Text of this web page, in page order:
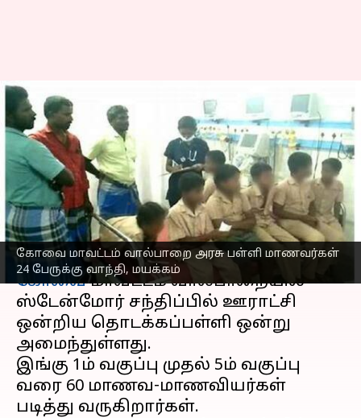
கோவை மாவட்டம் வால்பாறை அரசு பள்ளி மாணவர்கள்
24 பேருக்கு வாந்தி, மயக்கம்
கோவை மாவட்டம்
வால்பாறை அரசு பள்ளி
மாணவர்கள் 24 பேருக்கு
வாந்தி, மயக்கம்
எழுதியவர் Nivetha P Apr 28, 2023 01:13 pm
செய்தி முன்னோட்டம்
கோவைமாவட்டம் வால்பாறையில்
ஸ்டேன்மோர் சந்திப்பில் ஊராட்சி
ஒன்றிய தொடக்கப்பள்ளி ஒன்று
அமைந்துள்ளது.
இங்கு 1ம் வகுப்பு முதல் 5ம் வகுப்பு
வரை 60 மாணவ-மாணவியர்கள்
படித்து வருகிறார்கள்.